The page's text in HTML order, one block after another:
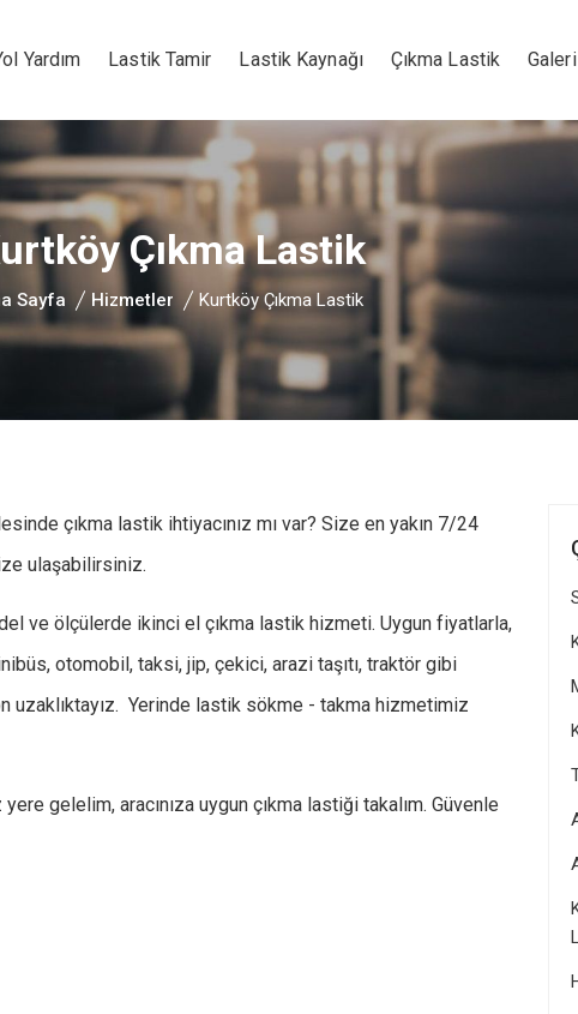
Yardım Lastik Tamir Lastik Kaynağı Çıkma Lastik Galeri
Çıkma Lastik
Sayfa Hizmetler Kurtköy Çıkma Lastik
çıkma lastik ihtiyacınız mı var? Size en yakın 7/24
ulaşabilirsiniz.
ve ölçülerde ikinci el çıkma lastik hizmeti. Uygun fiyatlarla,
otomobil, taksi, jip, çekici, arazi taşıtı, traktör gibi
uzaklıktayız. Yerinde lastik sökme - takma hizmetimiz
gelelim, aracınıza uygun çıkma lastiği takalım. Güvenle